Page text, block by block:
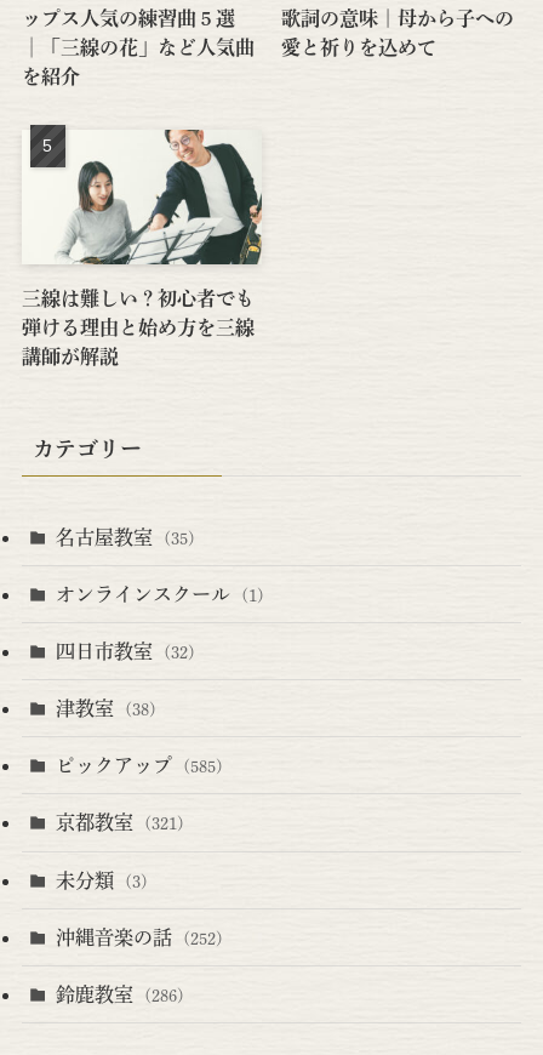
ップス人気の練習曲５選
│「三線の花」など人気曲
を紹介
歌詞の意味｜母から子への
愛と祈りを込めて
三線は難しい？初心者でも
弾ける理由と始め方を三線
講師が解説
カテゴリー
名古屋教室 (35)
オンラインスクール (1)
四日市教室 (32)
津教室 (38)
ピックアップ (585)
京都教室 (321)
未分類 (3)
沖縄音楽の話 (252)
鈴鹿教室 (286)